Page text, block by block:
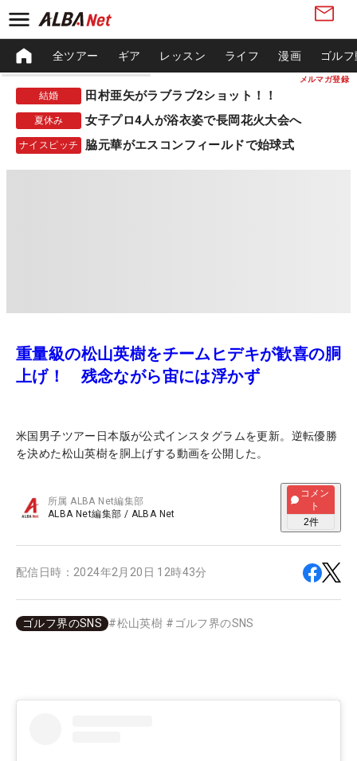
メルマガ登録
全ツアー ギア レッスン ライフ 漫画 ゴル
結婚 田村亜矢がラブラブ2ショット！！
夏休み 女子プロ4人が浴衣姿で長岡花火大会へ
ナイスピッチ 脇元華がエスコンフィールドで始球式
重量級の松山英樹をチームヒデキが歓喜の胴
上げ！ 残念ながら宙には浮かず
米国男子ツアー日本版が公式インスタグラムを更新。逆転優勝
を決めた松山英樹を胴上げする動画を公開した。
所属ALBA Net編集部
ALBA Net編集部 / ALBA Net
コメン
ト
2件
配信日時： 2024年2月20日 12時43分
ゴルフ界のSNS #松山英樹 # ゴルフ界のSNS